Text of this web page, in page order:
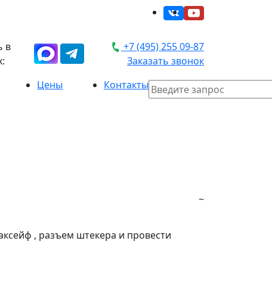
в
+7 (495) 255 09-87
Заказать звонок
Цены Контакты
~
, разъем штекера и провести